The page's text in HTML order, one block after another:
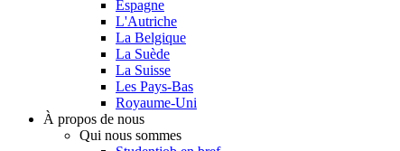
Espagne
L'Autriche
La Belgique
La Suède
La Suisse
Les Pays-Bas
Royaume-Uni
À propos de nous
Qui nous sommes